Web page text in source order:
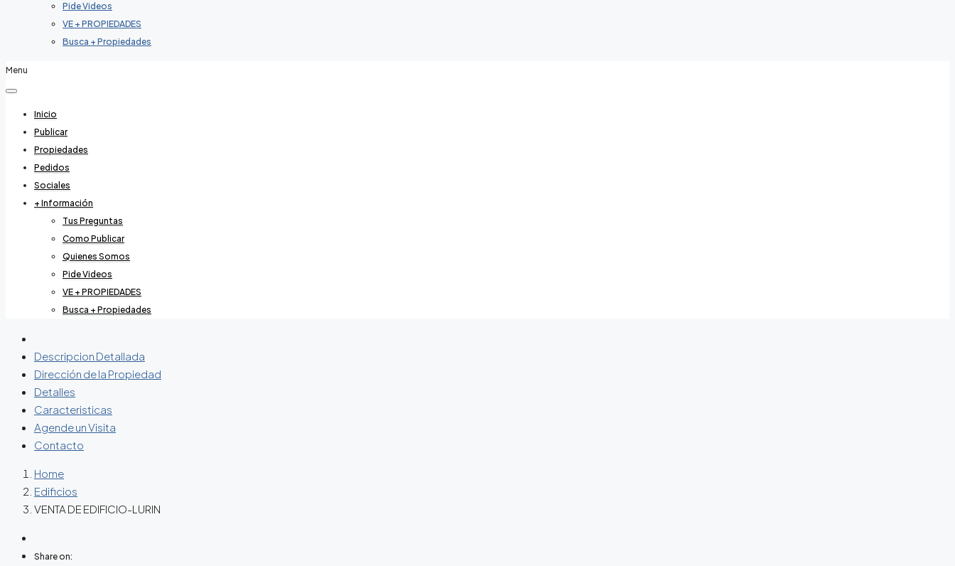
Pide Videos
VE + PROPIEDADES
Busca + Propiedades
Menu
Inicio
Publicar
Propiedades
Pedidos
Sociales
+ Información
Tus Preguntas
Como Publicar
Quienes Somos
Pide Videos
VE + PROPIEDADES
Busca + Propiedades
Descripcion Detallada
Dirección de la Propiedad
Detalles
Caracteristicas
Agende un Visita
Contacto
Home
Edificios
VENTA DE EDIFICIO-LURIN
Share on: